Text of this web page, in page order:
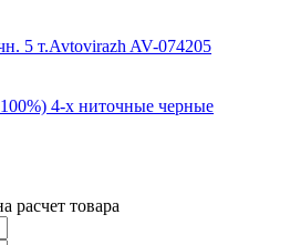
5 т.Avtovirazh AV-074205
4-х ниточные черные
расчет товара